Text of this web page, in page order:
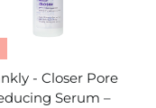
- Closer Pore
Serum –